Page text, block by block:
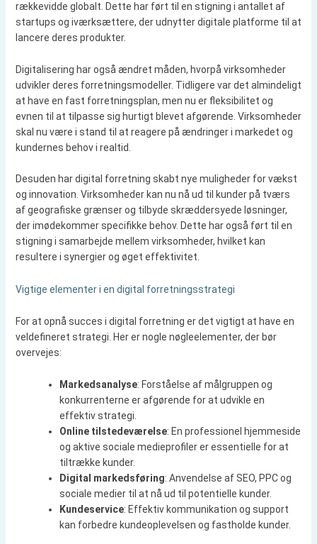
rækkevidde globalt. Dette har ført til en stigning i antallet af
startups og iværksættere, der udnytter digitale platforme til at
lancere deres produkter.
Digitalisering har også ændret måden, hvorpå virksomheder
udvikler deres forretningsmodeller. Tidligere var det almindeligt
at have en fast forretningsplan, men nu er fleksibilitet og
evnen til at tilpasse sig hurtigt blevet afgørende. Virksomheder
skal nu være i stand til at reagere på ændringer i markedet og
kundernes behov i realtid.
Desuden har digital forretning skabt nye muligheder for vækst
og innovation. Virksomheder kan nu nå ud til kunder på tværs
af geografiske grænser og tilbyde skræddersyede løsninger,
der imødekommer specifikke behov. Dette har også ført til en
stigning i samarbejde mellem virksomheder, hvilket kan
resultere i synergier og øget effektivitet.
Vigtige elementer i en digital forretningsstrategi
For at opnå succes i digital forretning er det vigtigt at have en
veldefineret strategi. Her er nogle nøgleelementer, der bør
overvejes:
Markedsanalyse: Forståelse af målgruppen og
konkurrenterne er afgørende for at udvikle en
effektiv strategi.
Online tilstedeværelse: En professionel hjemmeside
og aktive sociale medieprofiler er essentielle for at
tiltrække kunder.
Digital markedsføring: Anvendelse af SEO, PPC og
sociale medier til at nå ud til potentielle kunder.
Kundeservice: Effektiv kommunikation og support
kan forbedre kundeoplevelsen og fastholde kunder.